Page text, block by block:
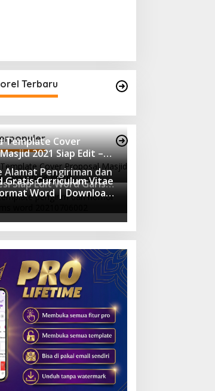
Terbaru
Template Cover
2021 Siap Edit –
Word
Alamat Pengiriman dan
Siap Edit Word Garis
Gratis Curriculum Vitae
Word | Download
CV Lamaran Kerja
Diedit